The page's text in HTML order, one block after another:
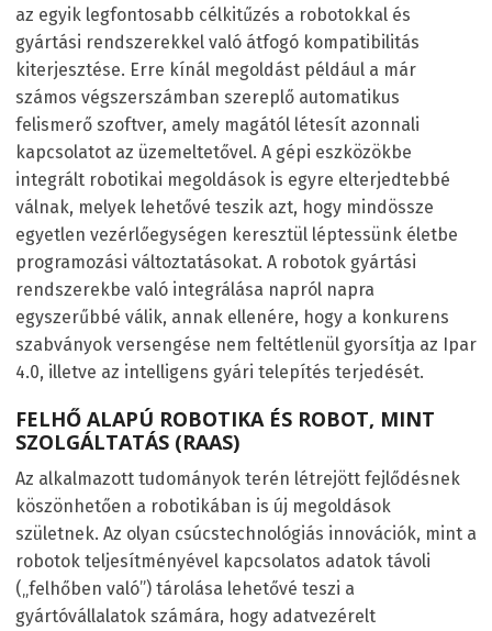
az egyik legfontosabb célkitűzés a robotokkal és
gyártási rendszerekkel való átfogó kompatibilitás
kiterjesztése. Erre kínál megoldást például a már
számos végszerszámban szereplő automatikus
felismerő szoftver, amely magától létesít azonnali
kapcsolatot az üzemeltetővel. A gépi eszközökbe
integrált robotikai megoldások is egyre elterjedtebbé
válnak, melyek lehetővé teszik azt, hogy mindössze
egyetlen vezérlőegységen keresztül léptessünk életbe
programozási változtatásokat. A robotok gyártási
rendszerekbe való integrálása napról napra
egyszerűbbé válik, annak ellenére, hogy a konkurens
szabványok versengése nem feltétlenül gyorsítja az Ipar
4.0, illetve az intelligens gyári telepítés terjedését.
FELHŐ ALAPÚ ROBOTIKA ÉS ROBOT, MINT
SZOLGÁLTATÁS (RAAS)
Az alkalmazott tudományok terén létrejött fejlődésnek
köszönhetően a robotikában is új megoldások
születnek. Az olyan csúcstechnológiás innovációk, mint a
robotok teljesítményével kapcsolatos adatok távoli
(„felhőben való”) tárolása lehetővé teszi a
gyártóvállalatok számára, hogy adatvezérelt